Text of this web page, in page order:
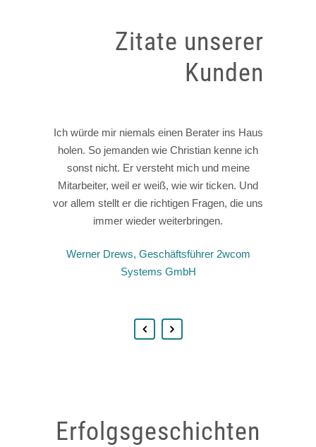
Zitate unserer
Kunden
Ich würde mir niemals einen Berater ins Haus
holen. So jemanden wie Christian kenne ich
sonst nicht. Er versteht mich und meine
Mitarbeiter, weil er weiß, wie wir ticken. Und
vor allem stellt er die richtigen Fragen, die uns
immer wieder weiterbringen.
Werner Drews, Geschäftsführer 2wcom
Systems GmbH
Die Methode Design Thinking hat sich bei uns
durch die Arbeit mit gezeitenraum
verselbständigt, fast viral ausgebreitet,
Sichtweisen und Perspektiven im
Unternehmen haben sich verändert und das
ganze Unternehmen ist bunter und offener
Dirk Wieland, Geschäftsführer MAC IT-
Mit eurer Art, den eingebrachten Ideen und
dem inspirierenden Format eurer Workshops
steckt ihr andere an, noch professioneller zu
agieren.
Oliver Bösch, Helm AG
Erfolgsgeschichten